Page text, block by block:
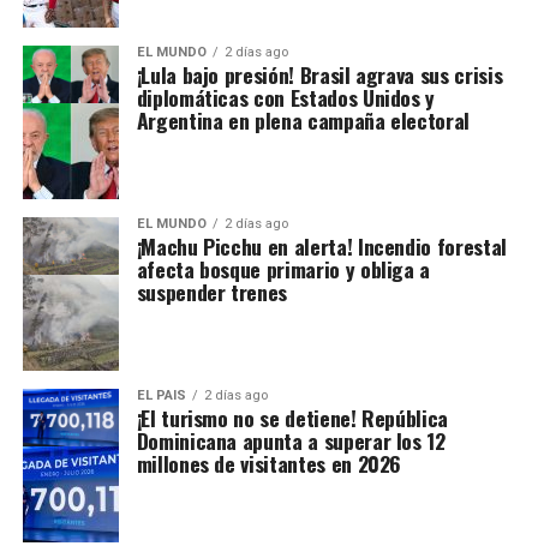
EL MUNDO 2 días ago
¡Lula bajo presión! Brasil agrava sus crisis
diplomáticas con Estados Unidos y
Argentina en plena campaña electoral
EL MUNDO 2 días ago
¡Machu Picchu en alerta! Incendio forestal
afecta bosque primario y obliga a
suspender trenes
EL PAIS 2 días ago
¡El turismo no se detiene! República
Dominicana apunta a superar los 12
millones de visitantes en 2026